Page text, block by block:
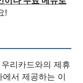
!
리카드와의 제휴
서 제공하는 이